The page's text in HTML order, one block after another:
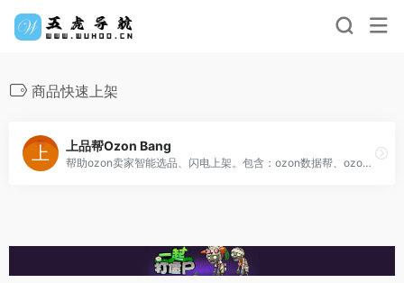
商品快速上架
上品帮Ozon Bang
帮助ozon卖家智能选品、闪电上架。包含：ozon数据帮、ozon上品帮、ozon热词精选等智能工具